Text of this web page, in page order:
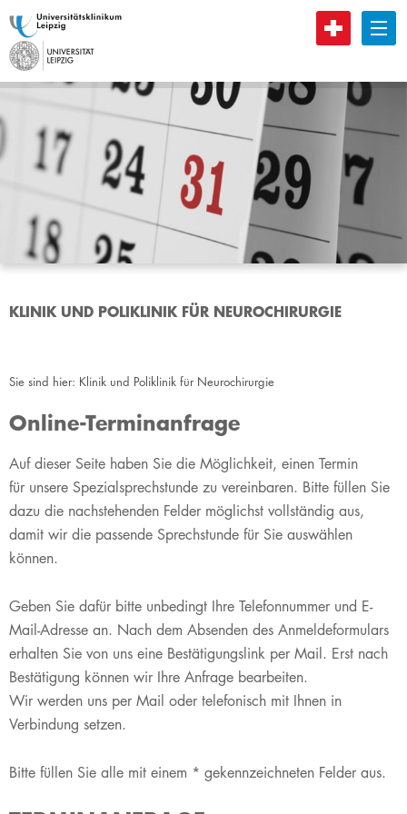
B
KLINIK UND POLIKLINIK FÜR NEUROCHIRURGIE
Sie sind hier: Klinik und Poliklinik für Neurochirurgie
Online-Terminanfrage
​Auf dieser Seite haben Sie die Möglichkeit, einen Termin
für unsere Spezialsprechstunde zu vereinbaren. Bitte füllen Sie
dazu die nachstehenden Felder möglichst vollständig aus,
damit wir die passende Sprechstunde für Sie auswählen
können.
Geben Sie dafür bitte unbedingt Ihre Telefonnummer und E-
Mail-Adresse an. Nach dem Absenden des Anmeldeformulars
erhalten Sie von uns eine Bestätigungslink per Mail. Erst nach
Bestätigung können wir Ihre Anfrage bearbeiten.
Wir werden uns per Mail oder telefonisch mit Ihnen in
Verbindung setzen.
Bitte füllen Sie alle mit einem * gekennzeichneten Felder aus.